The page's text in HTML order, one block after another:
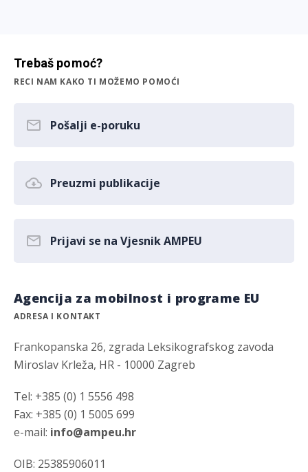
Trebaš pomoć?
RECI NAM KAKO TI MOŽEMO POMOĆI
Pošalji e-poruku
Preuzmi publikacije
Prijavi se na Vjesnik AMPEU
Agencija za mobilnost i programe EU
ADRESA I KONTAKT
Frankopanska 26, zgrada Leksikografskog zavoda
Miroslav Krleža, HR - 10000 Zagreb
Tel: +385 (0) 1 5556 498
Fax: +385 (0) 1 5005 699
e-mail: info@ampeu.hr
OIB: 25385906011